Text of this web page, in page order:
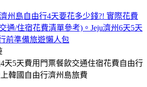
州島自由行4天要花多少錢?! 實際花費
通/住宿花費清單參考)。Jeju濟州6天5天
前準備旅遊懶人包